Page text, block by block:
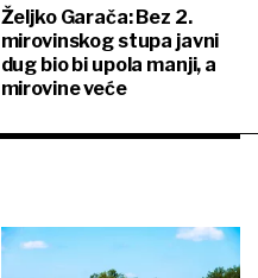
Željko Garača: Bez 2.
mirovinskog stupa javni
dug bio bi upola manji, a
mirovine veće